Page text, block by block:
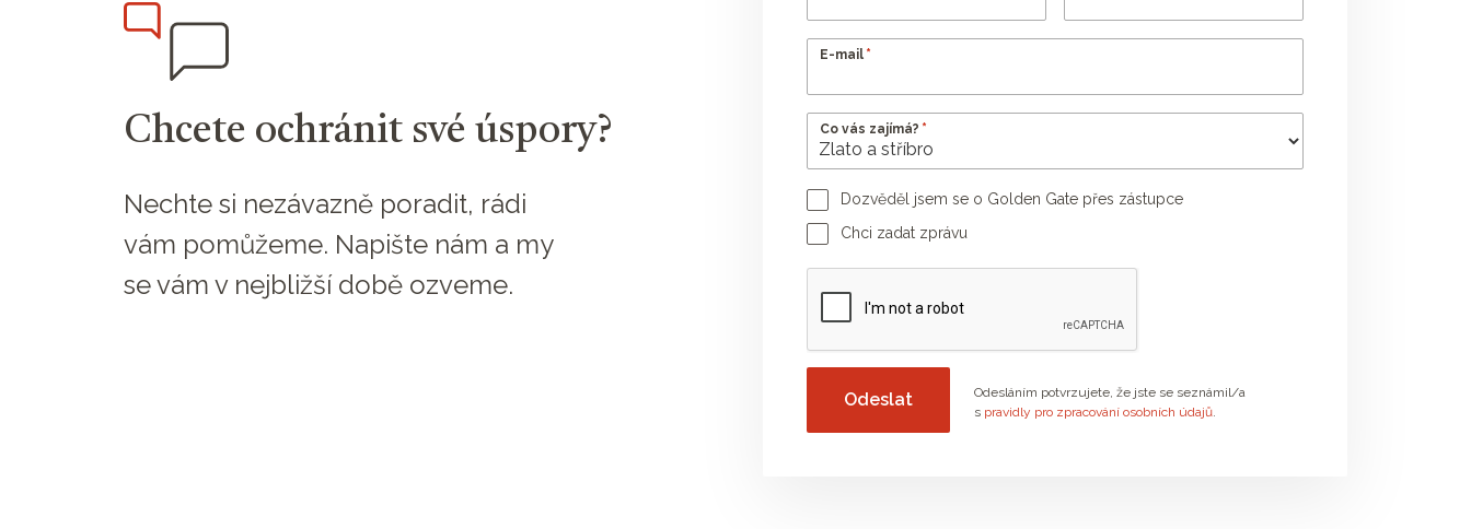
Chcete ochránit své úspory?
Nechte si nezávazně poradit, rádi
vám pomůžeme. Napište nám a my
se vám v nejbližší době ozveme.
E-mail *
Co vás zajímá? *
Dozvěděl jsem se o Golden Gate přes zástupce
Jméno poradce Příjmení poradce
Chci zadat zprávu
Vaše zpráva
Odesláním potvrzujete, že jste se seznámil/a
s pravidly pro zpracování osobních údajů.